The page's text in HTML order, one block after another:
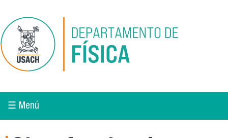
☰ Menú